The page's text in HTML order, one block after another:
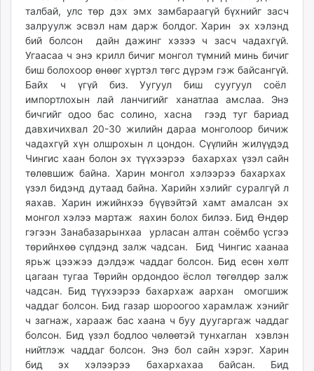
талбай, улс төр дэх эмх замбараагүй бүхнийг засч
залруулж эсвэл нам дарж болдог. Харин эх хэлэнд
бий болсон дайн дажинг хэзээ ч засч чадахгүй.
Угаасаа ч энэ крилл бичиг монгол түмний минь бичиг
биш болохоор өнөөг хүртэл төгс дүрэм гэж байсангүй.
Байх ч үгүй биз. Уугуул биш суугуул соёл
импортлохын лай ланчигийг ханатлаа амслаа. Энэ
бичгийг одоо бас солино, хасна гээд туг бариад
давхичихвал 20-30 жилийн дараа монголоор бичиж
чадахгүй хүн олшрохын л цондон. Сүүлийн жилүүдэд
Чингис хаан болон эх түүхээрээ бахархах үзэл сайн
төлөвшиж байна. Харин монгол хэлээрээ бахархах
үзэл бидэнд дутаад байна. Харийн хэлийг суралгүй л
яахав. Харин ижийнхээ бүүвэйтэй хамт амалсан эх
монгол хэлээ мартаж яахин болох билээ. Бид Өндөр
гэгээн Занабазарынхаа урласан алтан соёмбо үсгээ
төрийнхөө сүлдэнд залж чадсан. Бид Чингис хаанаа
ярьж цээжээ дэлдэж чаддаг болсон. Бид есөн хөлт
цагаан тугаа Төрийн ордондоо ёслол төгөлдөр залж
чадсан. Бид түүхээрээ бахархаж аархан омогшиж
чаддаг болсон. Бид газар шороогоо харамлаж хэнийг
ч загнаж, харааж бас хаана ч буу дуугаргаж чаддаг
болсон. Бид үзэл бодлоо чөлөөтэй тунхаглан хэвлэн
нийтлэж чаддаг болсон. Энэ бол сайн хэрэг. Харин
бид эх хэлээрээ бахархахаа байсан. Бид